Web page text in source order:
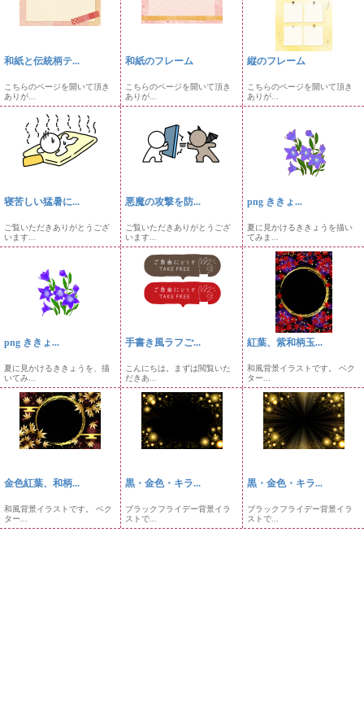
和紙と伝統柄テ...
こちらのページを開いて頂き
ありが...
和紙のフレーム
こちらのページを開いて頂き
ありが...
縦のフレーム
こちらのページを開いて頂き
ありが...
寝苦しい猛暑に...
ご覧いただきありがとうござ
います...
悪魔の攻撃を防...
ご覧いただきありがとうござ
います...
png ききょ...
夏に見かけるききょうを描い
てみま...
png ききょ...
夏に見かけるききょうを、描
いてみ...
手書き風ラフご...
こんにちは。まずは閲覧いた
だきあ...
紅葉、紫和柄玉...
和風背景イラストです。 ベク
ター...
金色紅葉、和柄...
和風背景イラストです。 ベク
ター...
黒・金色・キラ...
ブラックフライデー背景イラ
ストで...
黒・金色・キラ...
ブラックフライデー背景イラ
ストで...